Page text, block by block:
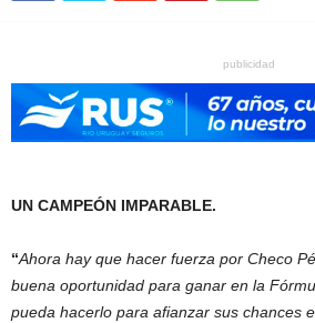
publicidad
UN CAMPEÓN IMPARABLE.
“Ahora hay que hacer fuerza por Checo
buena oportunidad para ganar en la
pueda hacerlo para afianzar sus chances